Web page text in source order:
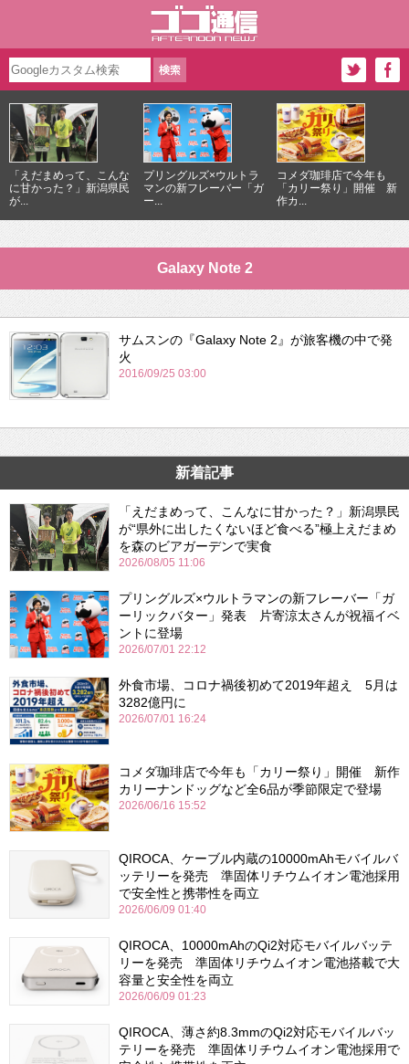
「えだまめって、こんな
に甘かった？」新潟県民
が...
プリングルズ×ウルトラ
マンの新フレーバー「ガ
ー...
コメダ珈琲店で今年も
「カリー祭り」開催 新
作カ...
Galaxy Note 2
サムスンの『Galaxy Note 2』が旅客機の中で発
火
2016/09/25 03:00
新着記事
「えだまめって、こんなに甘かった？」新潟県民
が“県外に出したくないほど食べる”極上えだまめ
を森のビアガーデンで実食
2026/08/05 11:06
プリングルズ×ウルトラマンの新フレーバー「ガ
ーリックバター」発表 片寄涼太さんが祝福イベ
ントに登場
2026/07/01 22:12
外食市場、コロナ禍後初めて2019年超え 5月は
3282億円に
2026/07/01 16:24
コメダ珈琲店で今年も「カリー祭り」開催 新作
カリーナンドッグなど全6品が季節限定で登場
2026/06/16 15:52
QIROCA、ケーブル内蔵の10000mAhモバイルバ
ッテリーを発売 準固体リチウムイオン電池採用
で安全性と携帯性を両立
2026/06/09 01:40
QIROCA、10000mAhのQi2対応モバイルバッテ
リーを発売 準固体リチウムイオン電池搭載で大
容量と安全性を両立
2026/06/09 01:23
QIROCA、薄さ約8.3mmのQi2対応モバイルバッ
テリーを発売 準固体リチウムイオン電池採用で